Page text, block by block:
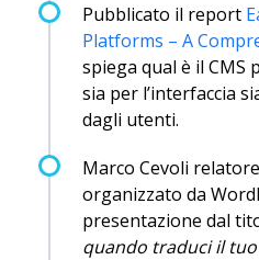
Pubblicato il report
Platforms – A
spiega qual è il CMS
sia per l’interfaccia
dagli utenti.
Marco Cevoli
organizzato da
presentazione dal
quando traduci il